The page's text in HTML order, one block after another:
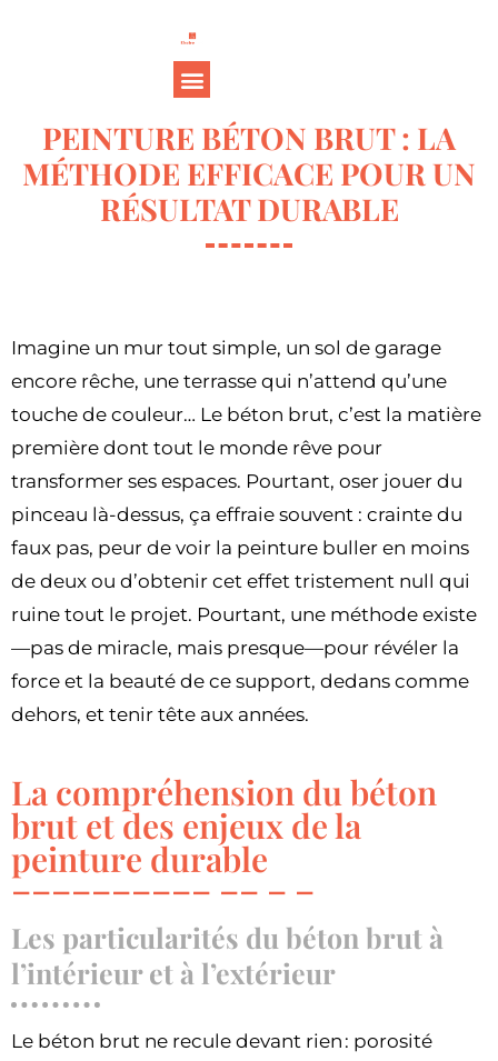
PEINTURE BÉTON BRUT : LA
MÉTHODE EFFICACE POUR UN
RÉSULTAT DURABLE
Imagine un mur tout simple, un sol de garage
encore rêche, une terrasse qui n’attend qu’une
touche de couleur… Le béton brut, c’est la matière
première dont tout le monde rêve pour
transformer ses espaces. Pourtant, oser jouer du
pinceau là-dessus, ça effraie souvent : crainte du
faux pas, peur de voir la peinture buller en moins
de deux ou d’obtenir cet effet tristement null qui
ruine tout le projet. Pourtant, une méthode existe
—pas de miracle, mais presque—pour révéler la
force et la beauté de ce support, dedans comme
dehors, et tenir tête aux années.
La compréhension du béton
brut et des enjeux de la
peinture durable
Les particularités du béton brut à
l’intérieur et à l’extérieur
Le béton brut ne recule devant rien : porosité